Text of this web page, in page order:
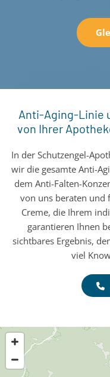
Anti-Aging-Linie
von Ihrer
In der Schutzengel-
wir die gesamte Anti-
dem Anti-Falten-
von uns beraten und
Creme, die Ihrem
garantieren Ihnen
sichtbares Ergebnis,
viel